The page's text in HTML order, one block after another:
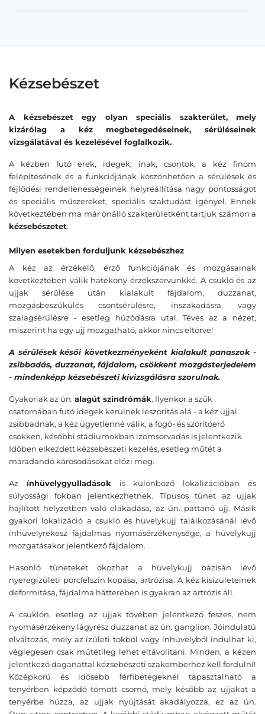
Kézsebészet
A kézsebészet egy olyan speciális szakterület, mely
kizárólag a kéz megbetegedéseinek, sérüléseinek
vizsgálatával és kezelésével foglalkozik.
A kézben futó erek, idegek, inak, csontok, a kéz finom
felépítésének és a funkciójának köszönhetően a sérülések és
fejlődési rendellenességeinek helyreállítása nagy pontosságot
és speciális műszereket, speciális szaktudást igényel. Ennek
következtében ma már önálló szakterületként tartjuk számon a
kézsebészetet.
Milyen esetekben forduljunk kézsebészhez
A kéz az érzékelő, érző funkciójának és mozgásainak
következtében válik hatékony érzékszervünkké. A csukló és az
ujjak sérülése után kialakult fájdalom, duzzanat,
mozgásbeszűkülés csontsérülésre, ínszakadásra, vagy
szalagsérülésre - esetleg húzódásra utal. Téves az a nézet,
miszerint ha egy ujj mozgatható, akkor nincs eltörve!
A sérülések késői következményeként kialakult panaszok -
zsibbadás, duzzanat, fájdalom, csökkent mozgásterjedelem
- mindenképp kézsebészeti kivizsgálásra szorulnak.
Gyakoriak az ún. alagút szindrómák. Ilyenkor a szűk
csatornában futó idegek kerülnek leszorítás alá - a kéz ujjai
zsibbadnak, a kéz ügyetlenné válik, a fogó- és szorítóerő
csökken, későbbi stádiumokban izomsorvadás is jelentkezik.
Időben elkezdett kézsebészeti kezelés, esetleg műtét a
maradandó károsodásokat előzi meg.
Az ínhüvelygyulladások is különböző lokalizációban és
súlyossági fokban jelentkezhetnek. Típusos tünet az ujjak
hajlított helyzetben való elakadása, az ún. pattanó ujj. Másik
gyakori lokalizáció a csukló és hüvelykujj találkozásánál lévő
ínhüvelyrekesz fájdalmas nyomásérzékenysége, a hüvelykujj
mozgatásakor jelentkező fájdalom.
Hasonló tüneteket okozhat a hüvelykujj bázisán lévő
nyeregízületi porcfelszín kopása, artrózisa. A kéz kisízületeinek
deformitása, fájdalma hátterében is gyakran az artrózis áll.
A csuklón, esetleg az ujjak tövében jelentkező feszes, nem
nyomásérzékeny lágyrész duzzanat az ún. ganglion. Jóindulatú
elváltozás, mely az ízületi tokból vagy ínhüvelyből indulhat ki,
véglegesen csak műtétileg lehet eltávolítani. Minden, a kézen
jelentkező daganattal kézsebészeti szakemberhez kell fordulni!
Középkorú és idősebb férfibetegeknél tapasztalható a
tenyérben képződő tömött csomó, mely később az ujjakat a
tenyérbe húzza, az ujjak nyújtását akadályozza, ez az ún.